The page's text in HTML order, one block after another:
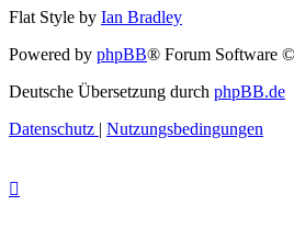
Flat Style by Ian Bradley
Powered by phpBB® Forum Software
Deutsche Übersetzung durch phpBB.de
Datenschutz | Nutzungsbedingungen